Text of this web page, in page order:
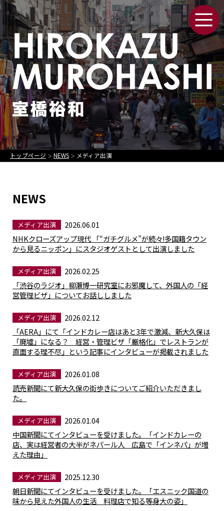
トップページ ＞ NEWS ＞ メディア出演
NEWS
メディア出演
2026.06.01
NHKクローズアップ現代 「“ガチグルメ”が続々!多国籍タウン
から見るニッポン」にスタジオゲストとして出演しました
メディア出演
2026.02.25
「渋谷のラジオ」柳瀬博一研究室にお邪魔して、外国人の「経
営管理ビザ」についてお話ししました
メディア出演
2026.02.12
「AERA」にて「インドカレー店はあと3年で激減、新大久保は
「廃墟」になる？ 経営・管理ビザ「厳格化」でレストランが
直面する理不尽」という記事にインタビューが掲載されました
メディア出演
2026.01.08
読売新聞にて新大久保の街歩きについてご紹介いただきまし
た。
メディア出演
2026.01.04
中国新聞にてインタビューを受けました。「インドカレーの
店、実は経営者の大半がネパール人 広島で「インネパ」が増
えた理由」
メディア出演
2025.12.30
朝日新聞にてインタビューを受けました。「エスニック国道の
味から見えた外国人の生活 料理店で知る等身大の姿」